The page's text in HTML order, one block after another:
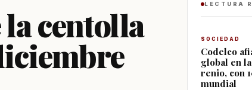
centolla
LECTURA
SOCIEDAD
Codelco
global en
renio, con
mundial